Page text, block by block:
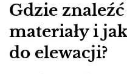
Gdzie
materiały i
do elewacji?